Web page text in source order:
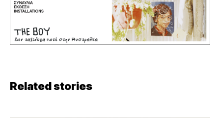
Related stories